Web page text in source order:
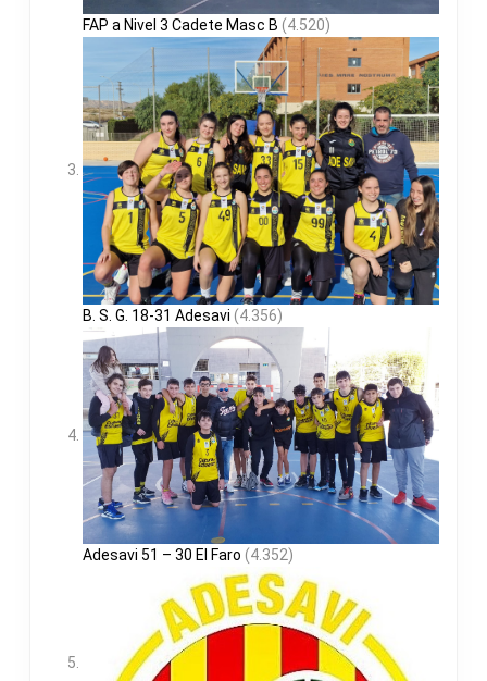
FAP a Nivel 3 Cadete Masc B (4.520)
B. S. G. 18-31 Adesavi (4.356)
Adesavi 51 – 30 El Faro (4.352)